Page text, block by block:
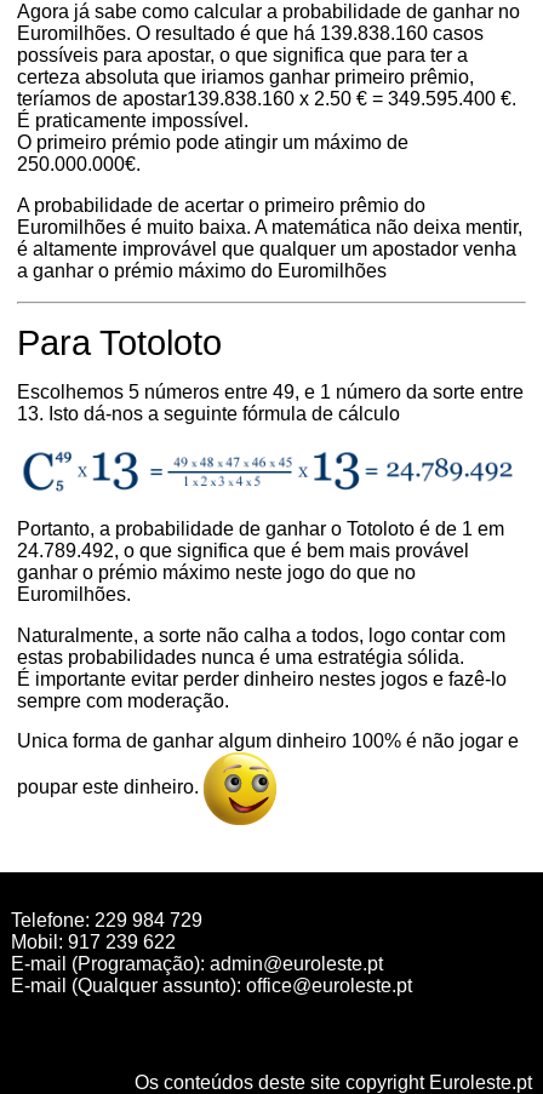
Agora já sabe como calcular a probabilidade de ganhar no
Euromilhões. O resultado é que há 139.838.160 casos
possíveis para apostar, o que significa que para ter a
certeza absoluta que iriamos ganhar primeiro prêmio,
teríamos de apostar139.838.160 x 2.50 € = 349.595.400 €.
É praticamente impossível.
O primeiro prémio pode atingir um máximo de
250.000.000€.
A probabilidade de acertar o primeiro prêmio do
Euromilhões é muito baixa. A matemática não deixa mentir,
é altamente improvável que qualquer um apostador venha
a ganhar o prémio máximo do Euromilhões
Para Totoloto
Escolhemos 5 números entre 49, e 1 número da sorte entre
13. Isto dá-nos a seguinte fórmula de cálculo
Portanto, a probabilidade de ganhar o Totoloto é de 1 em
24.789.492, o que significa que é bem mais provável
ganhar o prémio máximo neste jogo do que no
Euromilhões.
Naturalmente, a sorte não calha a todos, logo contar com
estas probabilidades nunca é uma estratégia sólida.
É importante evitar perder dinheiro nestes jogos e fazê-lo
sempre com moderação.
Unica forma de ganhar algum dinheiro 100% é não jogar e
poupar este dinheiro.
Telefone: 229 984 729
Mobil: 917 239 622
E-mail (Programação):admin@euroleste.pt
E-mail (Qualquer assunto):office@euroleste.pt
Os conteúdos deste site copyright Euroleste.pt